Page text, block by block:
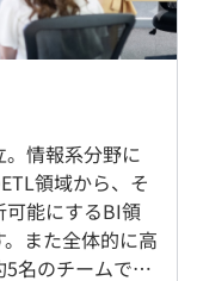
保守
す。
す。
います。
があるため、関東
情報系分野に
領域から、そ
可能にするBI領
また全体的に高
名のチームで協